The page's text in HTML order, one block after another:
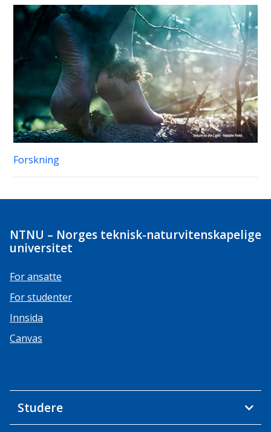
Forskning
NTNU – Norges teknisk-naturvitenskapelige
universitet
For ansatte
For studenter
Innsida
Canvas
Studere